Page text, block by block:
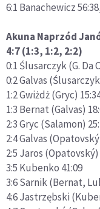
6:1 Banachewicz
Akuna Naprzód
4:7 (1:3, 1:2, 2:2)
0:1 Ślusarczyk (G. Da
0:2 Galvas
1:2 Gwiżdż (Gryc)
1:3 Bernat (Galvas)
2:3 Gryc (Salamon)
2:4 Galvas
2:5 Jaros (Opatovský)
3:5 Kubenko 41:09
3:6 Sarnik (Bernat,
4:6 Jastrzębski